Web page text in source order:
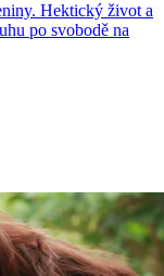
Hektický život a
po svobodě na